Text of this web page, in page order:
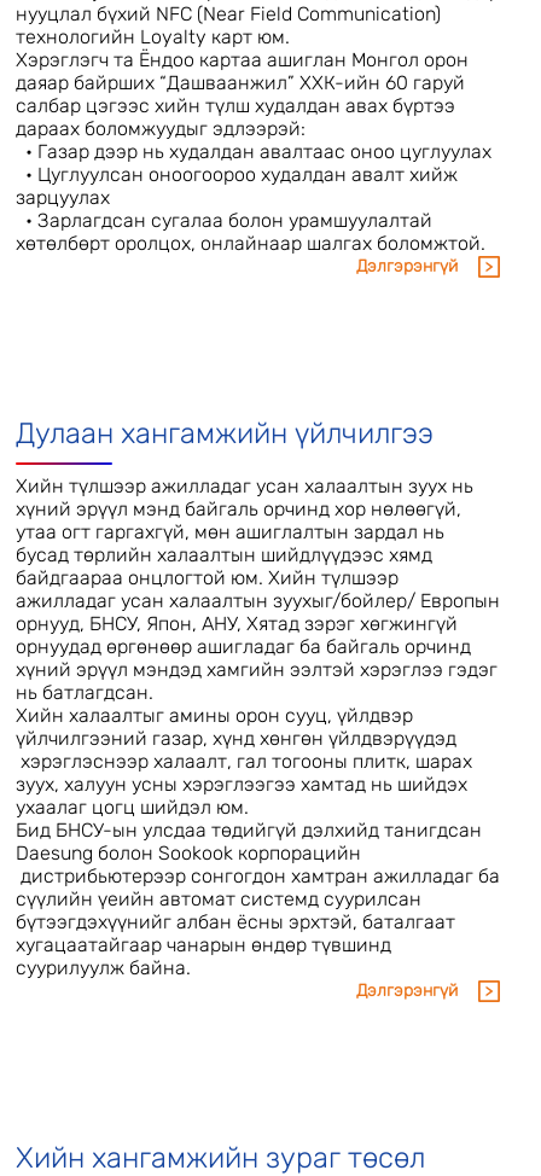
нууцлал бүхий NFC (Near Field Communication)
технологийн Loyalty карт юм.
Хэрэглэгч та Ёндоо картаа ашиглан Монгол орон
даяар байрших “Дашваанжил” ХХК-ийн 60 гаруй
салбар цэгээс хийн түлш худалдан авах бүртээ
дараах боломжуудыг эдлээрэй:
• Газар дээр нь худалдан авалтаас оноо цуглуулах
• Цуглуулсан оноогоороо худалдан авалт хийж
зарцуулах
• Зарлагдсан сугалаа болон урамшуулалтай
хөтөлбөрт оролцох, онлайнаар шалгах боломжтой.
Дэлгэрэнгүй
Дулаан хангамжийн үйлчилгээ
Хийн түлшээр ажилладаг усан халаалтын зуух нь
хүний эрүүл мэнд байгаль орчинд хор нөлөөгүй,
утаа огт гаргахгүй, мөн ашиглалтын зардал нь
бусад төрлийн халаалтын шийдлүүдээс хямд
байдгаараа онцлогтой юм. Хийн түлшээр
ажилладаг усан халаалтын зуухыг/бойлер/ Европын
орнууд, БНСУ, Япон, АНУ, Хятад зэрэг хөгжингүй
орнуудад өргөнөөр ашигладаг ба байгаль орчинд
хүний эрүүл мэндэд хамгийн ээлтэй хэрэглээ гэдэг
нь батлагдсан.
Хийн халаалтыг амины орон сууц, үйлдвэр
үйлчилгээний газар, хүнд хөнгөн үйлдвэрүүдэд
хэрэглэснээр халаалт, гал тогооны плитк, шарах
зуух, халуун усны хэрэглээгээ хамтад нь шийдэх
ухаалаг цогц шийдэл юм.
Бид БНСУ-ын улсдаа төдийгүй дэлхийд танигдсан
Daesung болон Sookook корпорацийн
дистрибьютерээр сонгогдон хамтран ажилладаг ба
сүүлийн үеийн автомат системд суурилсан
бүтээгдэхүүнийг албан ёсны эрхтэй, баталгаат
хугацаатайгаар чанарын өндөр түвшинд
суурилуулж байна.
Дэлгэрэнгүй
Хийн хангамжийн зураг төсөл